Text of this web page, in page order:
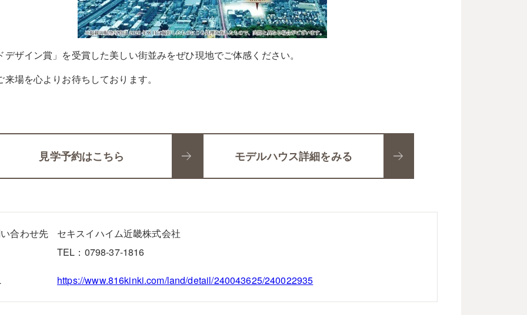
デザイン賞」を受賞した美しい街並みをぜひ現地でご体感ください。
来場を心よりお待ちしております。
見学予約はこちら モデルハウス詳細をみる
合わせ先
セキスイハイム近畿株式会社
TEL：0798-37-1816
https://www.816kinki.com/land/detail/240043625/240022935